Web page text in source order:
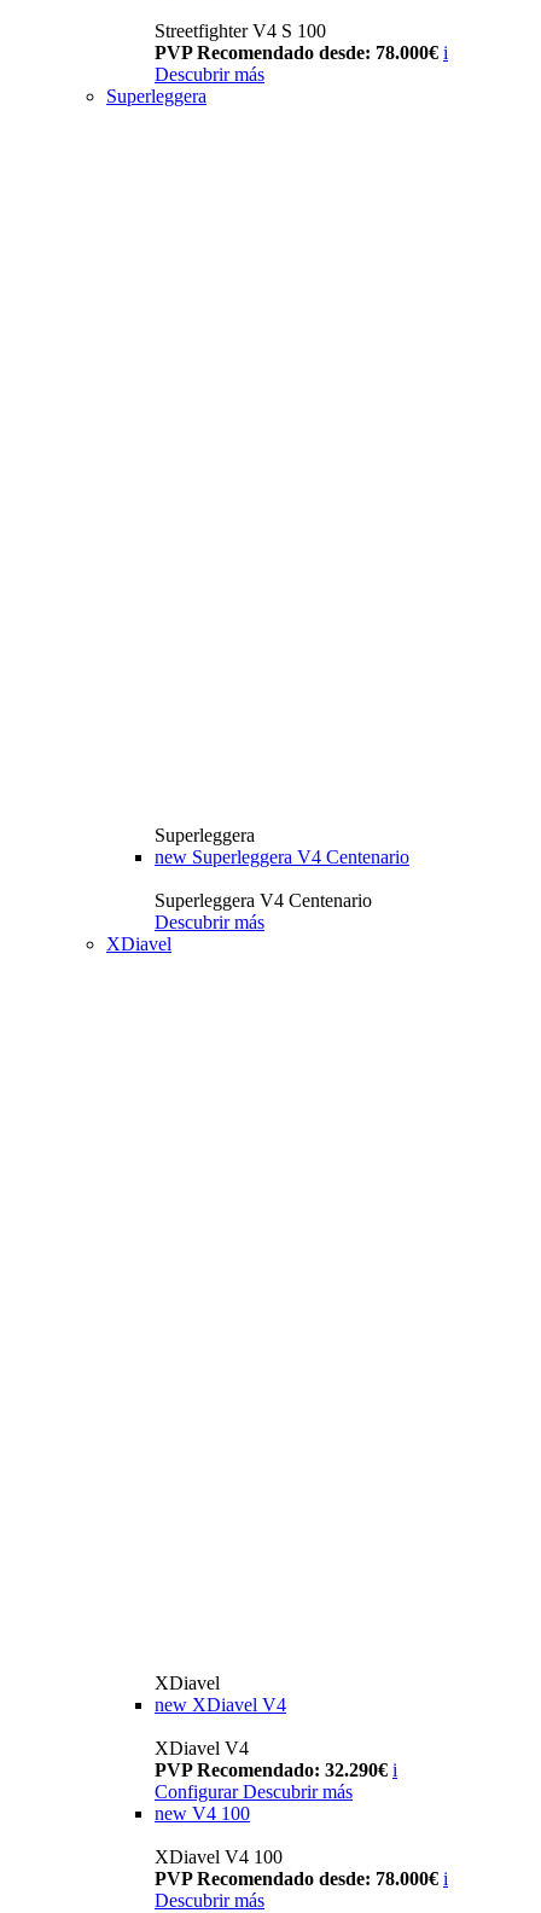
Streetfighter V4 S 100
PVP Recomendado desde: 78.000€ i
Descubrir más
Superleggera
Superleggera
new Superleggera V4 Centenario
Superleggera V4 Centenario
Descubrir más
XDiavel
XDiavel
new XDiavel V4
XDiavel V4
PVP Recomendado: 32.290€ i
Configurar Descubrir más
new V4 100
XDiavel V4 100
PVP Recomendado desde: 78.000€ i
Descubrir más